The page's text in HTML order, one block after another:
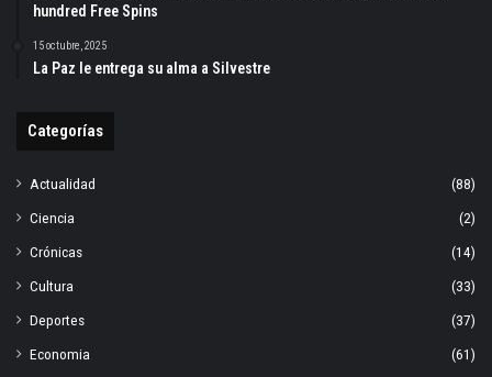
hundred Free Spins
15 octubre, 2025
La Paz le entrega su alma a Silvestre
Categorías
Actualidad
(88)
Ciencia
(2)
Crónicas
(14)
Cultura
(33)
Deportes
(37)
Economia
(61)